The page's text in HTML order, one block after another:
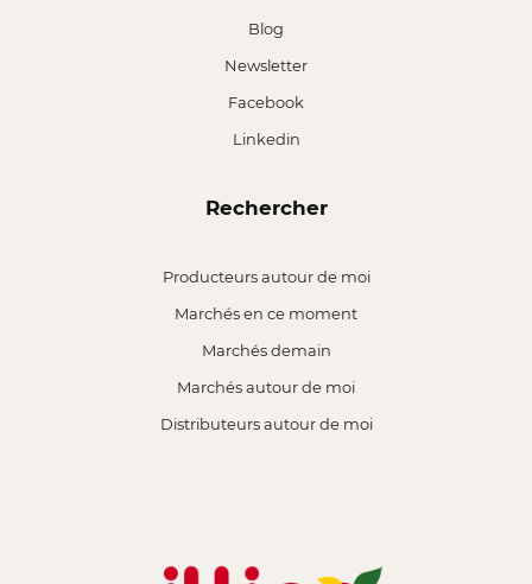
Blog
Newsletter
Facebook
Linkedin
Rechercher
Producteurs autour de moi
Marchés en ce moment
Marchés demain
Marchés autour de moi
Distributeurs autour de moi